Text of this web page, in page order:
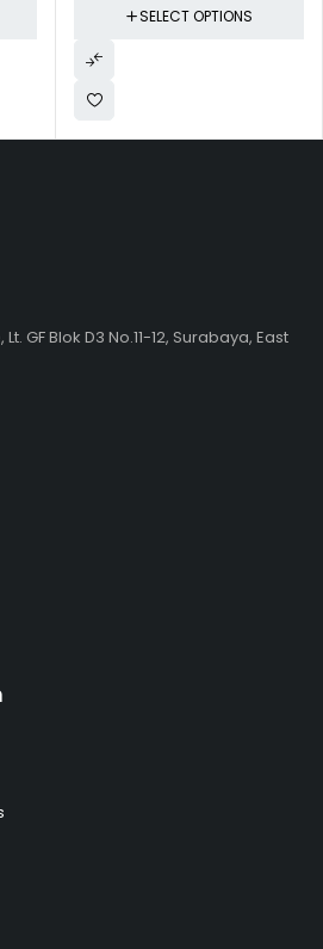
SELECT OPTIONS
GF Blok D3 No.11-12, Surabaya, East